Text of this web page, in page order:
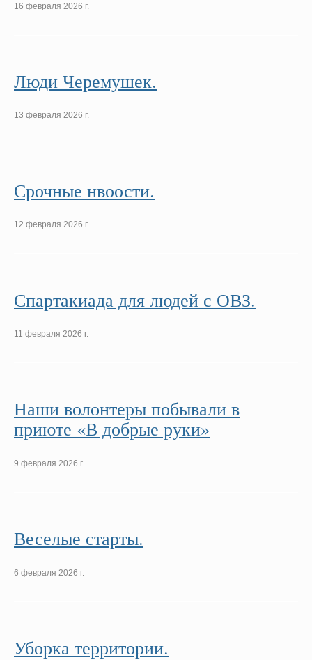
16 февраля 2026 г.
Люди Черемушек.
13 февраля 2026 г.
Срочные нвоости.
12 февраля 2026 г.
Спартакиада для людей с ОВЗ.
11 февраля 2026 г.
Наши волонтеры побывали в
приюте «В добрые руки»
9 февраля 2026 г.
Веселые старты.
6 февраля 2026 г.
Уборка территории.